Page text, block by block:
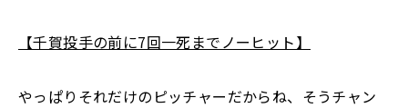
【千賀投手の前に7回一死までノーヒット】
やっぱりそれだけのピッチャーだからね、そうチャン